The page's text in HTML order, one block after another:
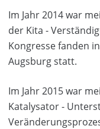
Im Jahr 2014 war
der Kita -
Kongresse fanden
Augsburg statt.
Im Jahr 2015 war
Katalysator -